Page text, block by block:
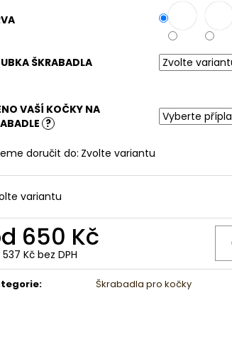
ŠKRABADLA
VAŠÍ KOČKY NA
?
doručit do: Zvolte variantu
variantu
650 Kč
537 Kč bez DPH
: Škrabadla pro kočky